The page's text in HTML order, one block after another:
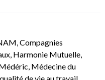
Compagnies
, Harmonie Mutuelle,
Médecine du
qualité de vie au travail,